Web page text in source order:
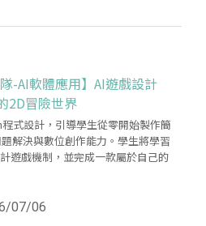
-AI軟體應用】AI遊戲設計
2D冒險世界
式設計，引導學生從零開始製作簡
解決與數位創作能力。學生將學習
遊戲機制，並完成一款屬於自己的
07/06